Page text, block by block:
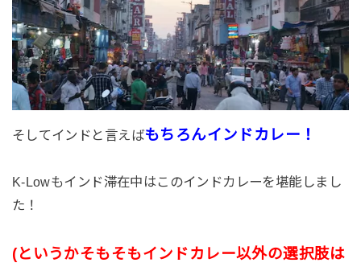
そしてインドと言えばもちろんインドカレー！
K-Lowもインド滞在中はこのインドカレーを堪能しまし
た！
(というかそもそもインドカレー以外の選択肢は